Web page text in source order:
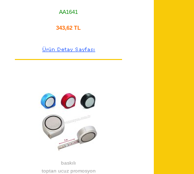
AA1641
343,62 TL
baskılı
toptan ucuz promosyon